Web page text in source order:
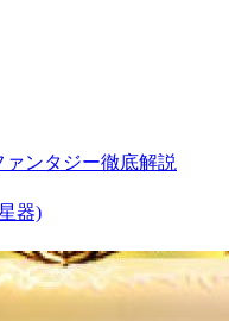
ンタジー徹底解説
器)